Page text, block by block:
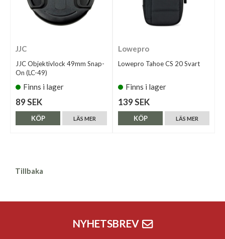
JJC
JJC Objektivlock 49mm Snap-
On (LC-49)
Finns i lager
89 SEK
LÄS MER
KÖP
Lowepro
Lowepro Tahoe CS 20 Svart
Finns i lager
139 SEK
LÄS MER
KÖP
Tillbaka
NYHETSBREV